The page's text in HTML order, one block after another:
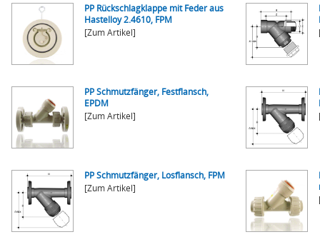
PP Rückschlagklappe mit Feder aus
Hastelloy 2.4610, FPM
[Zum Artikel]
PP Schmutzfänger, Festflansch,
EPDM
[Zum Artikel]
PP Schmutzfänger, Losflansch, FPM
[Zum Artikel]